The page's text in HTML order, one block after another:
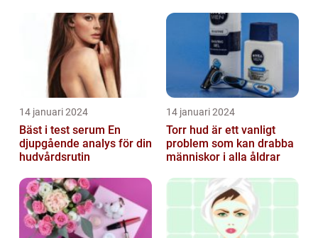
14 januari 2024
Bäst i test serum En
djupgående analys för din
hudvårdsrutin
14 januari 2024
Torr hud är ett vanligt
problem som kan drabba
människor i alla åldrar